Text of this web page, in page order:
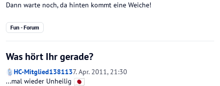
Dann warte noch, da hinten kommt eine Weiche!
Fun - Forum
Was hört Ihr gerade?
HC-Mitglied1381137. Apr. 2011, 21:30
...mal wieder Unheilig